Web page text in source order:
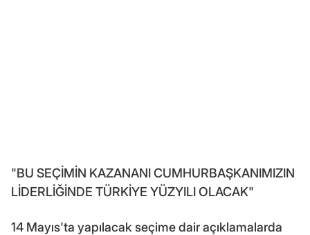
"BU SEÇİMİN KAZANANI CUMHURBAŞKANIMIZIN
LİDERLİĞİNDE TÜRKİYE YÜZYILI OLACAK"
14 Mayıs'ta yapılacak seçime dair açıklamalarda